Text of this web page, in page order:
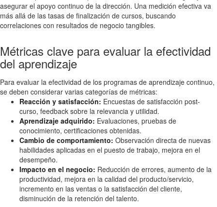
asegurar el apoyo continuo de la dirección. Una medición efectiva va
más allá de las tasas de finalización de cursos, buscando
correlaciones con resultados de negocio tangibles.
Métricas clave para evaluar la efectividad
del aprendizaje
Para evaluar la efectividad de los programas de aprendizaje continuo,
se deben considerar varias categorías de métricas:
Reacción y satisfacción: Encuestas de satisfacción post-
curso, feedback sobre la relevancia y utilidad.
Aprendizaje adquirido: Evaluaciones, pruebas de
conocimiento, certificaciones obtenidas.
Cambio de comportamiento: Observación directa de nuevas
habilidades aplicadas en el puesto de trabajo, mejora en el
desempeño.
Impacto en el negocio: Reducción de errores, aumento de la
productividad, mejora en la calidad del producto/servicio,
incremento en las ventas o la satisfacción del cliente,
disminución de la retención del talento.